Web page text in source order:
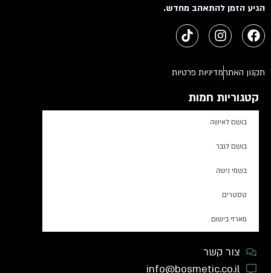
הגיע הזמן להתאהב מחדש.
תקנון האתרמדיניות פרטיות
קטגוריות חמות
בושם לאישה
בושם לגבר
בשמי נישה
טסטרים
מארזי בישום
צור קשר
info@bosmetic.co.il